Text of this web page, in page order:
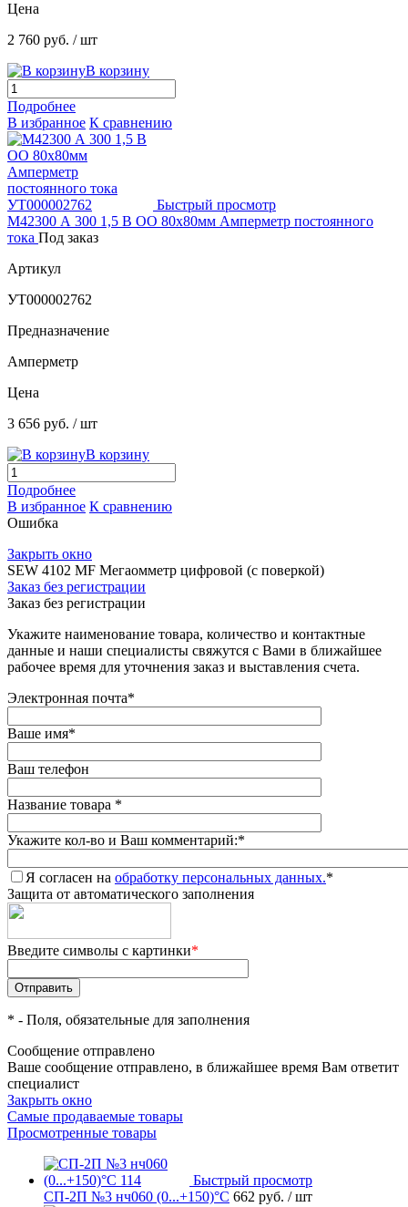
Цена
2 760 руб. / шт
В корзину
Подробнее
В избранное К сравнению
Быстрый просмотр
М42300 А 300 1,5 В ОО 80х80мм Амперметр постоянного
тока Под заказ
Артикул
УТ000002762
Предназначение
Амперметр
Цена
3 656 руб. / шт
В корзину
Подробнее
В избранное К сравнению
Ошибка
Закрыть окно
SEW 4102 MF Мегаомметр цифровой (с поверкой)
Заказ без регистрации
Заказ без регистрации
Укажите наименование товара, количество и контактные
данные и наши специалисты свяжутся с Вами в ближайшее
рабочее время для уточнения заказ и выставления счета.
Электронная почта*
Ваше имя*
Ваш телефон
Название товара *
Укажите кол-во и Ваш комментарий:*
Я согласен на обработку персональных данных.*
Защита от автоматического заполнения
Введите символы с картинки*
* - Поля, обязательные для заполнения
Сообщение отправлено
Ваше сообщение отправлено, в ближайшее время Вам ответит
специалист
Закрыть окно
Самые продаваемые товары
Просмотренные товары
Быстрый просмотр
СП-2П №3 нч060 (0...+150)°С 662 руб. / шт